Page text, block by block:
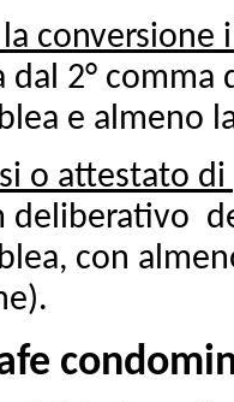
conversione
dal 2°
e almeno
o attestato
deliberativo
con